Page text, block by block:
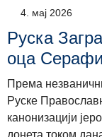
4. мај 2026
Руска
оца
Према
Руске
канонизацији